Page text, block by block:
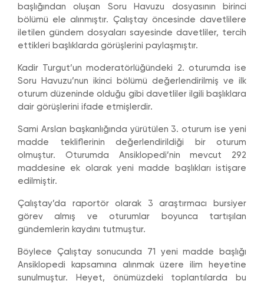
başlığından oluşan Soru Havuzu dosyasının birinci
bölümü ele alınmıştır. Çalıştay öncesinde davetlilere
iletilen gündem dosyaları sayesinde davetliler, tercih
ettikleri başlıklarda görüşlerini paylaşmıştır.
Kadir Turgut’un moderatörlüğündeki 2. oturumda ise
Soru Havuzu’nun ikinci bölümü değerlendirilmiş ve ilk
oturum düzeninde olduğu gibi davetliler ilgili başlıklara
dair görüşlerini ifade etmişlerdir.
Sami Arslan başkanlığında yürütülen 3. oturum ise yeni
madde tekliflerinin değerlendirildiği bir oturum
olmuştur. Oturumda Ansiklopedi’nin mevcut 292
maddesine ek olarak yeni madde başlıkları istişare
edilmiştir.
Çalıştay’da raportör olarak 3 araştırmacı bursiyer
görev almış ve oturumlar boyunca tartışılan
gündemlerin kaydını tutmuştur.
Böylece Çalıştay sonucunda 71 yeni madde başlığı
Ansiklopedi kapsamına alınmak üzere ilim heyetine
sunulmuştur. Heyet, önümüzdeki toplantılarda bu